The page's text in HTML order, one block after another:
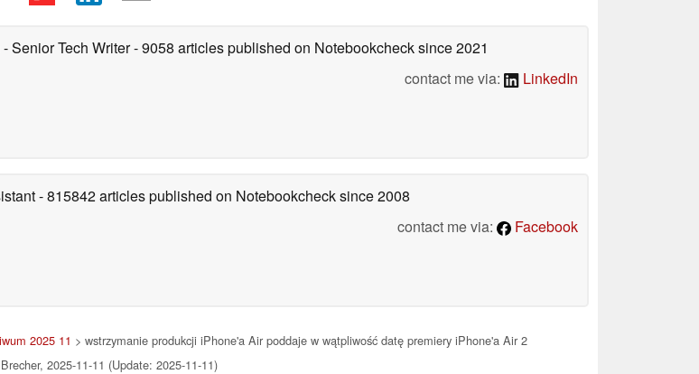
- Senior Tech Writer- 9058 articles published on Notebookchecksince 2021
contact me via:
LinkedIn
- 815842 articles published on Notebookchecksince 2008
contact me via:
Facebook
2025 11 > wstrzymanie produkcji iPhone'a Air poddaje w wątpliwość datę premiery iPhone'a Air 2
2025-11-11 (Update: 2025-11-11)